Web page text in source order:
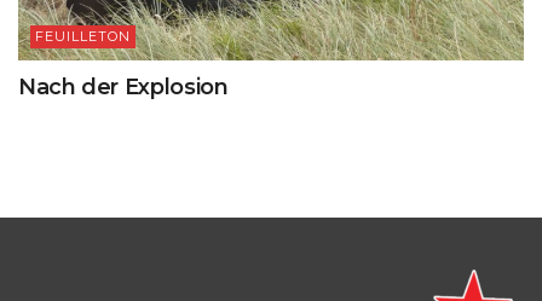
FEUILLETON
Nach der Explosion